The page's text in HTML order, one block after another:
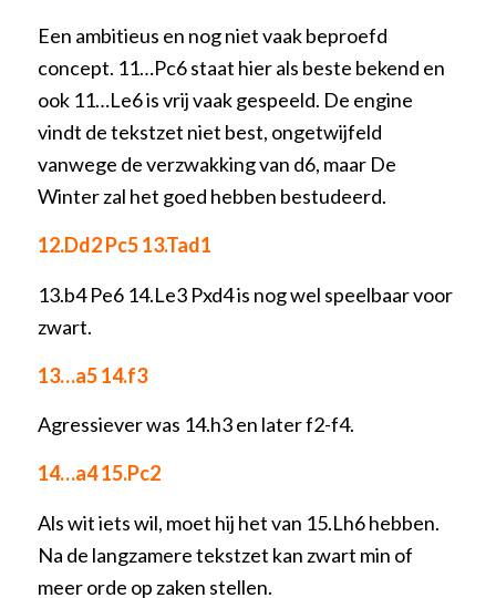
Een ambitieus en nog niet vaak beproefd
concept. 11…Pc6 staat hier als beste bekend en
ook 11…Le6 is vrij vaak gespeeld. De engine
vindt de tekstzet niet best, ongetwijfeld
vanwege de verzwakking van d6, maar De
Winter zal het goed hebben bestudeerd.
12.Dd2 Pc5 13.Tad1
13.b4 Pe6 14.Le3 Pxd4 is nog wel speelbaar voor
zwart.
13…a5 14.f3
Agressiever was 14.h3 en later f2-f4.
14…a4 15.Pc2
Als wit iets wil, moet hij het van 15.Lh6 hebben.
Na de langzamere tekstzet kan zwart min of
meer orde op zaken stellen.